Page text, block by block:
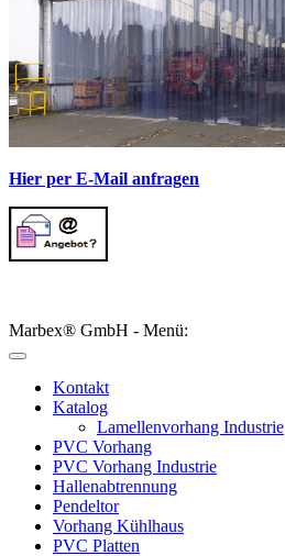
Hier per E-Mail anfragen
Marbex® GmbH - Menü:
Kontakt
Katalog
Lamellenvorhang Industrie
PVC Vorhang
PVC Vorhang Industrie
Hallenabtrennung
Pendeltor
Vorhang Kühlhaus
PVC Platten